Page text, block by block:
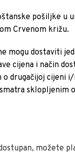
pošiljke u
Crvenom križu.
mogu dostaviti
cijena i način
drugačijoj cijeni
sklopljenim
možete